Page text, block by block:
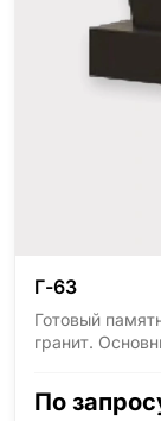
Г-63
Готовый
гранит.
(Украина,
По